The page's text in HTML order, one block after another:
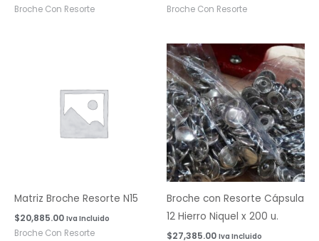
Broche Con Resorte Broche Con Resorte
Matriz Broche Resorte N15
$20,885.00 Iva Incluido
Broche Con Resorte
Broche con Resorte Cápsula
12 Hierro Niquel x 200 u.
$27,385.00 Iva Incluido